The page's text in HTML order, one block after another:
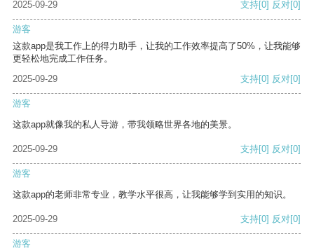
2025-09-29 支持[0] 反对[0]
游客
这款app是我工作上的得力助手，让我的工作效率提高了50%，让我能够
更轻松地完成工作任务。
2025-09-29
支持[0] 反对[0]
游客
这款app就像我的私人导游，带我领略世界各地的美景。
2025-09-29 支持[0] 反对[0]
游客
这款app的老师非常专业，教学水平很高，让我能够学到实用的知识。
2025-09-29 支持[0] 反对[0]
游客